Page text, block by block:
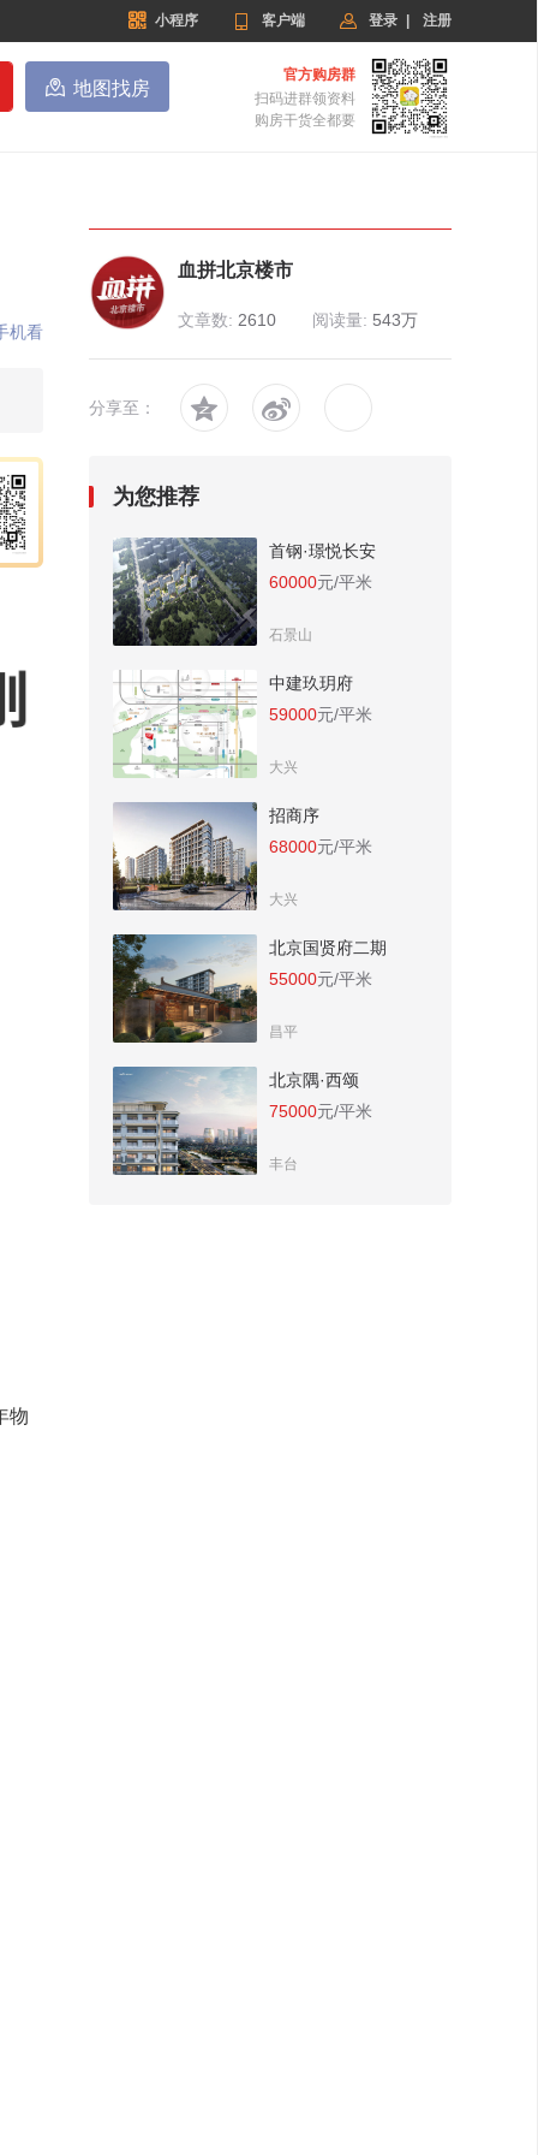
 小程序  客户端  登录 注册
 地图找房
官方购房群
扫码进群领资料
购房干货全都要
机看
物
血拼北京楼市
文章数: 2610 阅读量: 543万
分享至：  
为您推荐
首钢·璟悦长安
60000元/平米
石景山
中建玖玥府
59000元/平米
大兴
招商序
68000元/平米
大兴
北京国贤府二期
55000元/平米
昌平
北京隅·西颂
75000元/平米
丰台